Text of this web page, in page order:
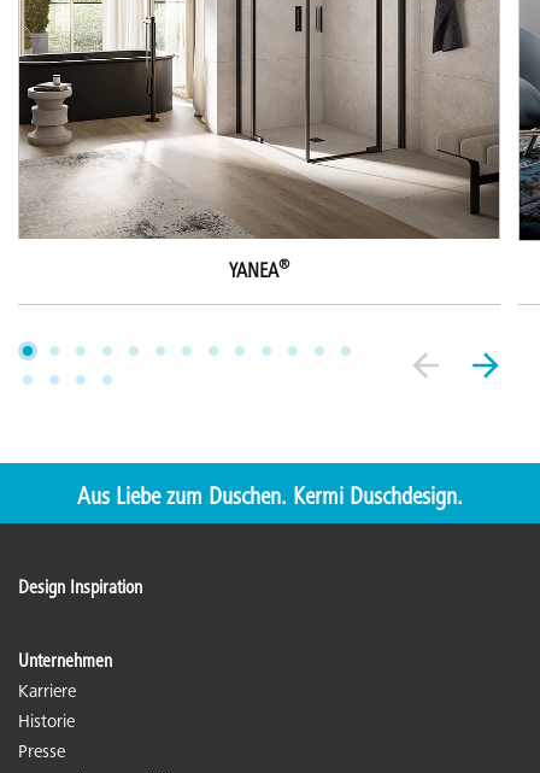
YANEA®
Aus Liebe zum Duschen. Kermi Duschdesign.
Design Inspiration
Unternehmen
Karriere
Historie
Presse